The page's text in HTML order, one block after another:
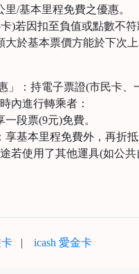
里/基本里程免費之優惠。
)若因扣至負值或點數不
於基本票價方能於下次上
」：持電子票證(市民卡
內進行轉乘者：
段票(9元)免費。
基本里程免費外，再折抵
若使用了其他運具(如公
| icash 愛金卡